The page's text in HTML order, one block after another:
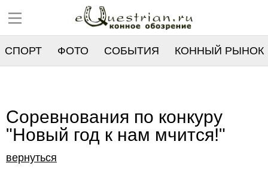
СПОРТ ФОТО СОБЫТИЯ КОННЫЙ РЫНОК
Соревнования по конкуру
"Новый год к нам мчится!"
вернуться